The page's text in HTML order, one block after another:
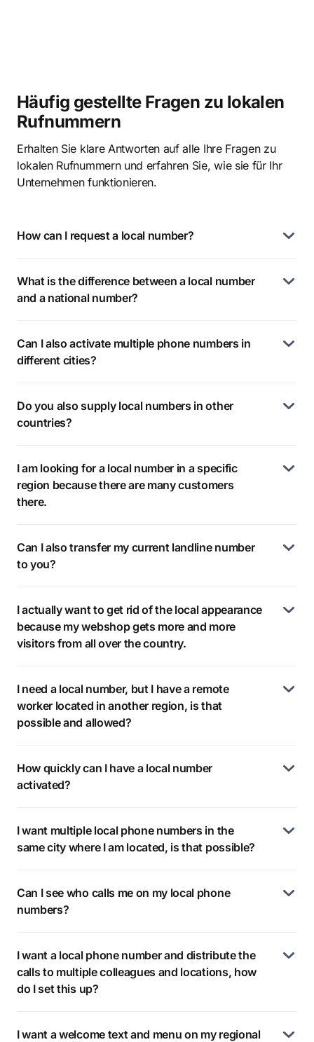
Häufig gestellte Fragen zu lokalen
Rufnummern
Erhalten Sie klare Antworten auf alle Ihre Fragen zu
lokalen Rufnummern und erfahren Sie, wie sie für Ihr
Unternehmen funktionieren.
How can I request a local number?
What is the difference between a local number
and a national number?
Can I also activate multiple phone numbers in
different cities?
Do you also supply local numbers in other
countries?
I am looking for a local number in a specific
region because there are many customers
there.
Can I also transfer my current landline number
to you?
I actually want to get rid of the local appearance
because my webshop gets more and more
visitors from all over the country.
I need a local number, but I have a remote
worker located in another region, is that
possible and allowed?
How quickly can I have a local number
activated?
I want multiple local phone numbers in the
same city where I am located, is that possible?
Can I see who calls me on my local phone
numbers?
I want a local phone number and distribute the
calls to multiple colleagues and locations, how
do I set this up?
I want a welcome text and menu on my regional